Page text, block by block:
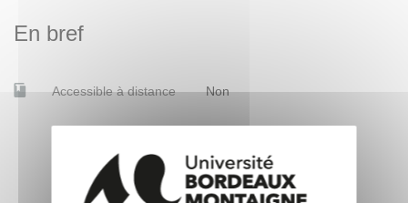
En bref
Accessible à distance Non